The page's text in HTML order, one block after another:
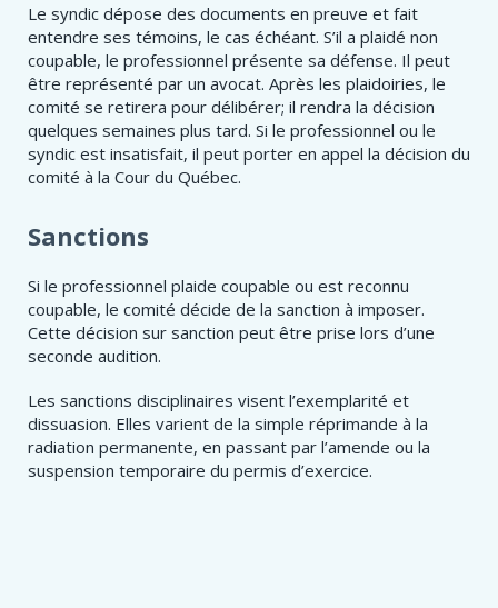
Le syndic dépose des documents en preuve et fait
entendre ses témoins, le cas échéant. S’il a plaidé non
coupable, le professionnel présente sa défense. Il peut
être représenté par un avocat. Après les plaidoiries, le
comité se retirera pour délibérer; il rendra la décision
quelques semaines plus tard. Si le professionnel ou le
syndic est insatisfait, il peut porter en appel la décision du
comité à la Cour du Québec.
Sanctions
Si le professionnel plaide coupable ou est reconnu
coupable, le comité décide de la sanction à imposer.
Cette décision sur sanction peut être prise lors d’une
seconde audition.
Les sanctions disciplinaires visent l’exemplarité et
dissuasion. Elles varient de la simple réprimande à la
radiation permanente, en passant par l’amende ou la
suspension temporaire du permis d’exercice.